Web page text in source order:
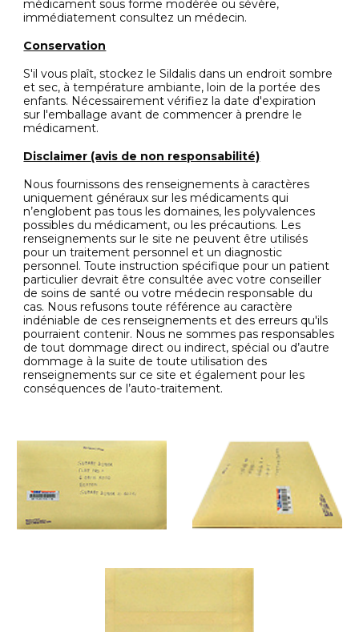
médicament sous forme modérée ou sévère,
immédiatement consultez un médecin.
Conservation
S'il vous plaît, stockez le Sildalis dans un endroit sombre
et sec, à température ambiante, loin de la portée des
enfants. Nécessairement vérifiez la date d'expiration
sur l'emballage avant de commencer à prendre le
médicament.
Disclaimer (avis de non responsabilité)
Nous fournissons des renseignements à caractères
uniquement généraux sur les médicaments qui
n’englobent pas tous les domaines, les polyvalences
possibles du médicament, ou les précautions. Les
renseignements sur le site ne peuvent être utilisés
pour un traitement personnel et un diagnostic
personnel. Toute instruction spécifique pour un patient
particulier devrait être consultée avec votre conseiller
de soins de santé ou votre médecin responsable du
cas. Nous refusons toute référence au caractère
indéniable de ces renseignements et des erreurs qu'ils
pourraient contenir. Nous ne sommes pas responsables
de tout dommage direct ou indirect, spécial ou d’autre
dommage à la suite de toute utilisation des
renseignements sur ce site et également pour les
conséquences de l’auto-traitement.